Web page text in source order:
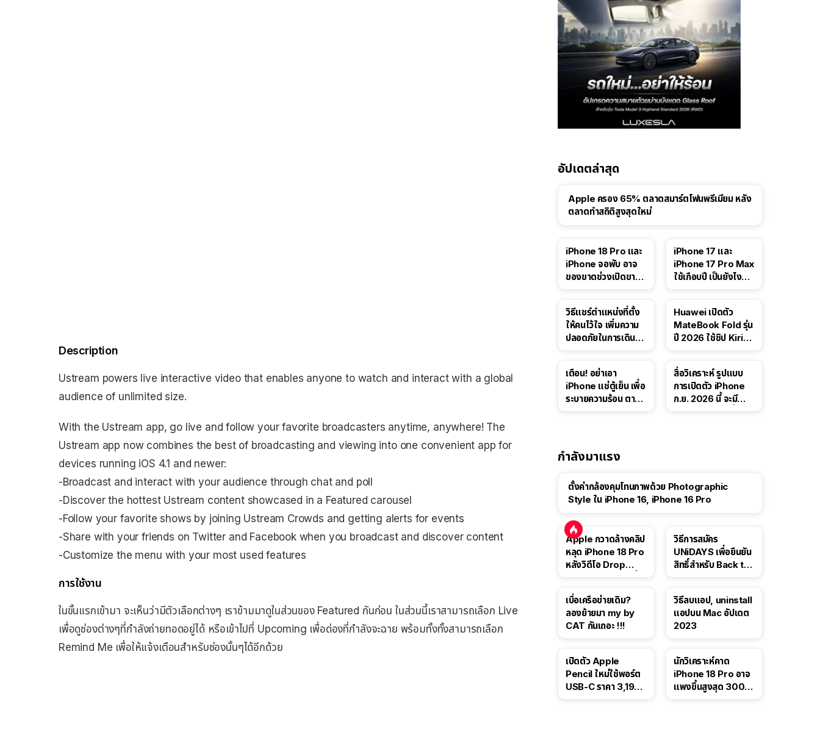
Description
Ustream powers live interactive video that enables anyone to watch and interact with a global
audience of unlimited size.
With the Ustream app, go live and follow your favorite broadcasters anytime, anywhere! The
Ustream app now combines the best of broadcasting and viewing into one convenient app for
devices running iOS 4.1 and newer:
-Broadcast and interact with your audience through chat and poll
-Discover the hottest Ustream content showcased in a Featured carousel
-Follow your favorite shows by joining Ustream Crowds and getting alerts for events
-Share with your friends on Twitter and Facebook when you broadcast and discover content
-Customize the menu with your most used features
การใช้งาน
ในขั้นแรกเข้ามา จะเห็นว่ามีตัวเลือกต่างๆ เราข้ามมาดูในส่วนของ Featured กันก่อน ในส่วนนี้เราสามารถเลือก Live
เพื่อดูช่องต่างๆที่กำลังถ่ายทอดอยู่ได้ หรือเข้าไปที่ Upcoming เพื่อด่องที่กำลังจะฉาย พร้อมทั้งทั้งสามารถเลือก
Remind Me เพื่อให้แจ้งเตือนสำหรับช่องนั้นๆได้อีกด้วย
อัปเดตล่าสุด
Apple ครอง 65% ตลาดสมาร์ตโฟนพรีเมียม หลัง
ตลาดทำสถิติสูงสุดใหม่
iPhone 18 Pro และ
iPhone จอพับ อาจ
ของขาดช่วงเปิดขาย
iPhone 17 และ
iPhone 17 Pro Max
ใช้เกือบปี เป็นยังไง
วิธีแชร์ตำแหน่งที่ตั้ง
ให้คนไว้ใจ เพิ่มความ
ปลอดภัยในการเดิน
Huawei เปิดตัว
MateBook Fold รุ่น
ปี 2026 ใช้ชิป Kirin
เตือน! อย่าเอา
iPhone แช่ตู้เย็น เพื่อ
ระบายความร้อน ตาม
สื่อวิเคราะห์ รูปแบบ
การเปิดตัว iPhone
ก.ย. 2026 นี้ จะมี
กำลังมาแรง
ตั้งค่ากล้องคุมโทนภาพด้วย Photographic
Style ใน iPhone 16, iPhone 16 Pro
Apple กวาดล้างคลิป
หลุด iPhone 18 Pro
หลังวิดีโอ Drop
วิธีการสมัคร
UNiDAYS เพื่อยืนยัน
สิทธิ์สำหรับ Back to
เบื่อเครือข่ายเดิม?
ลองย้ายมา my by
CAT กันเถอะ !!!
วิธีลบแอป, uninstall
แอปบน Mac อัปเดต
2023
เปิดตัว Apple
Pencil ใหม่ใช้พอร์ต
USB-C ราคา 3,190
นักวิเคราะห์คาด
iPhone 18 Pro อาจ
แพงขึ้นสูงสุด 300